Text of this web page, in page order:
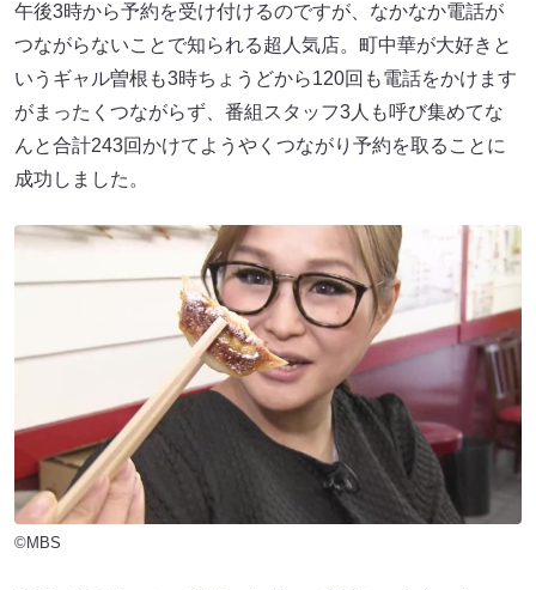
午後3時から予約を受け付けるのですが、なかなか電話が
つながらないことで知られる超人気店。町中華が大好きと
いうギャル曽根も3時ちょうどから120回も電話をかけます
がまったくつながらず、番組スタッフ3人も呼び集めてな
んと合計243回かけてようやくつながり予約を取ることに
成功しました。
©MBS